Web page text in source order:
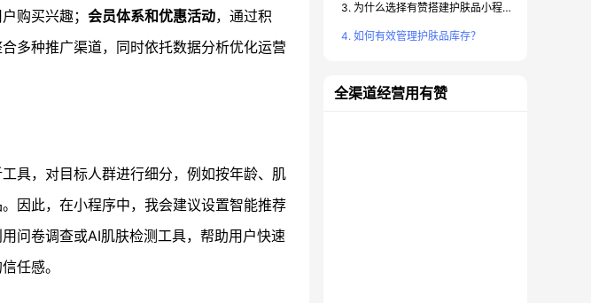
购买兴趣； 会员体系和优惠活动，通过积
合多种推广渠道，同时依托数据分析优化运营
具，对目标人群进行细分，例如按年龄、肌
因此，在小程序中，我会建议设置智能推荐
问卷调查或AI肌肤检测工具，帮助用户快速
任感。
3. 为什么选择有赞搭建护肤品小程序商城？
4. 如何有效管理护肤品库存？
全渠道经营用有赞